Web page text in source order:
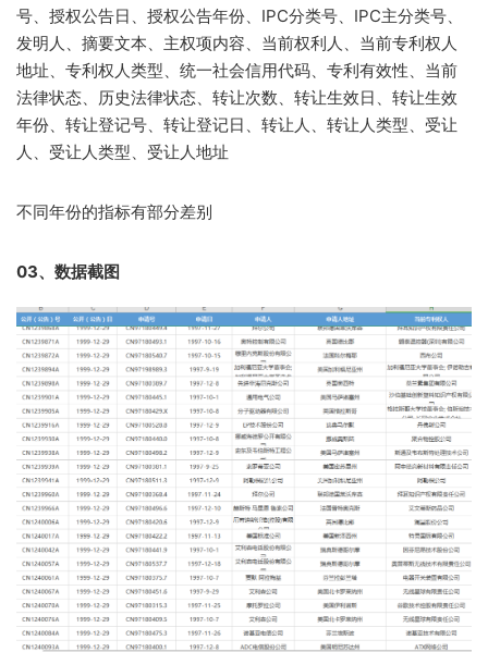
号、授权公告日、授权公告年份、IPC分类号、IPC主分类号、
发明人、摘要文本、主权项内容、当前权利人、当前专利权人
地址、专利权人类型、统一社会信用代码、专利有效性、当前
法律状态、历史法律状态、转让次数、转让生效日、转让生效
年份、转让登记号、转让登记日、转让人、转让人类型、受让
人、受让人类型、受让人地址
不同年份的指标有部分差别
03、 数据截图